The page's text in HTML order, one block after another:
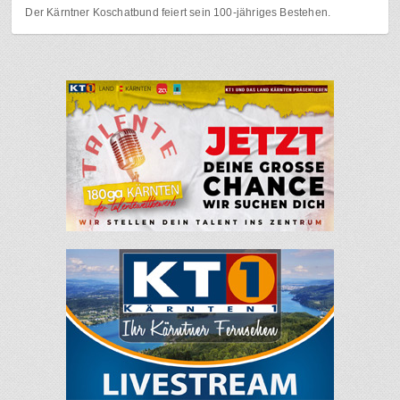
Der Kärntner Koschatbund feiert sein 100-jähriges Bestehen.